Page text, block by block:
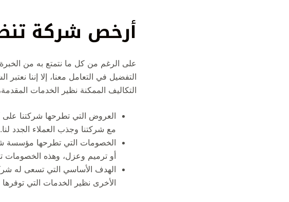
أرخص شركة
على الرغم من كل ما نتمتع به من
التفضيل في التعامل معنا، إلا إننا
التكاليف الممكنة نظير الخدمات
العروض التي تطرحها شركتنا على
مع شركتنا وجذب العملاء الجدد لنا.
الخصومات التي تطرحها مؤسسة
أو ترميم وعزل، وهذه الخصومات
الهدف الأساسي التي تسعى له
الأخرى نظير الخدمات التي توفرها